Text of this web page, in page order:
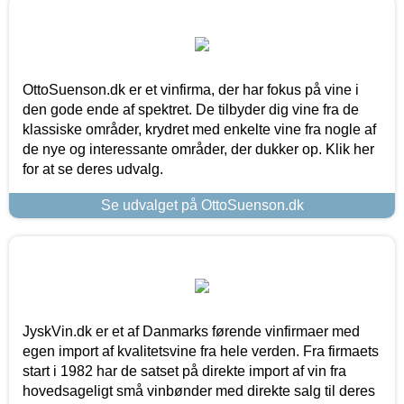
OttoSuenson.dk er et vinfirma, der har fokus på vine i
den gode ende af spektret. De tilbyder dig vine fra de
klassiske områder, krydret med enkelte vine fra nogle af
de nye og interessante områder, der dukker op. Klik her
for at se deres udvalg.
Se udvalget på OttoSuenson.dk
JyskVin.dk er et af Danmarks førende vinfirmaer med
egen import af kvalitetsvine fra hele verden. Fra firmaets
start i 1982 har de satset på direkte import af vin fra
hovedsageligt små vinbønder med direkte salg til deres